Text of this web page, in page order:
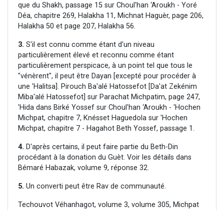
que du Shakh, passage 15 sur Choul'han ‘Aroukh - Yoré
Déa, chapitre 269, Halakha 11, Michnat Haguèr, page 206,
Halakha 50 et page 207, Halakha 56.
3. S'il est connu comme étant d'un niveau
particulièrement élevé et reconnu comme étant
particulièrement perspicace, à un point tel que tous le
"vénèrent", il peut être Dayan [excepté pour procéder à
une 'Halitsa]. Pirouch Ba'alé Hatossefot [Da'at Zekénim
Miba'alé Hatossefot] sur Parachat Michpatim, page 247,
'Hida dans Birké Yossef sur Choul'han ‘Aroukh - 'Hochen
Michpat, chapitre 7, Knésset Haguedola sur 'Hochen
Michpat, chapitre 7 - Hagahot Beth Yossef, passage 1.
4. D'après certains, il peut faire partie du Beth-Din
procédant à la donation du Guèt. Voir les détails dans
Bémaré Habazak, volume 9, réponse 32.
5. Un converti peut être Rav de communauté.
Techouvot Véhanhagot, volume 3, volume 305, Michpat